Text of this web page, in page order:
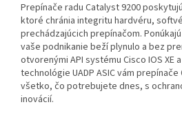
Prepínače radu Catalyst 9200
ktoré chránia integritu hardvéru,
prechádzajúcich prepínačom.
vaše podnikanie beží plynulo a bez
otvorenými API systému Cisco IOS
technológie UADP ASIC vám
všetko, čo potrebujete dnes, s
inovácií.